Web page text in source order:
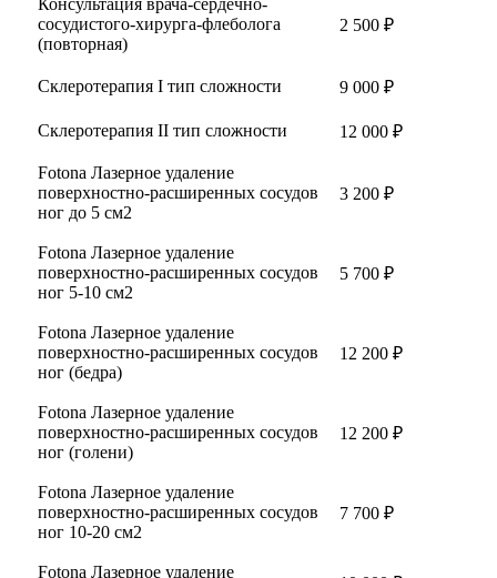
Консультация врача-сердечно-
сосудистого-хирурга-флеболога
(повторная)
2 500 ₽
Склеротерапия I тип сложности 9 000 ₽
Склеротерапия II тип сложности 12 000 ₽
Fotona Лазерное удаление
поверхностно-расширенных сосудов
ног до 5 см2
3 200 ₽
Fotona Лазерное удаление
поверхностно-расширенных сосудов
ног 5-10 см2
5 700 ₽
Fotona Лазерное удаление
поверхностно-расширенных сосудов
ног (бедра)
12 200 ₽
Fotona Лазерное удаление
поверхностно-расширенных сосудов
ног (голени)
12 200 ₽
Fotona Лазерное удаление
поверхностно-расширенных сосудов
ног 10-20 см2
7 700 ₽
Fotona Лазерное удаление